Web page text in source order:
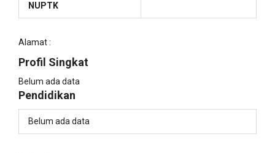
NUPTK
Alamat :
Profil Singkat
Belum ada data
Pendidikan
Belum ada data